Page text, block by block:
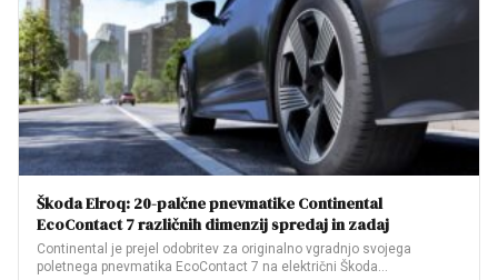
Škoda Elroq: 20-palčne pnevmatike Continental
EcoContact 7 različnih dimenzij spredaj in zadaj
Continental je prejel odobritev za originalno vgradnjo svojega
poletnega pnevmatika EcoContact 7 na električni Škoda…